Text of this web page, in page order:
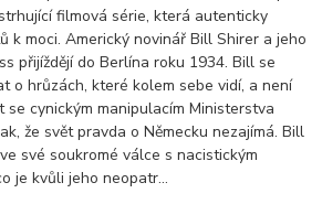
filmová série, která autenticky
k moci. Americký novinář Bill Shirer a jeho
přijíždějí do Berlína roku 1934. Bill se
o hrůzách, které kolem sebe vidí, a není
cynickým manipulacím Ministerstva
že svět pravda o Německu nezajímá. Bill
své soukromé válce s nacistickým
je kvůli jeho neopatr…